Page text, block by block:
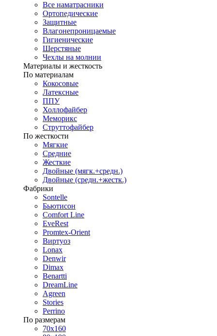
Все наматрасники
Ортопедические
Защитные
Влагонепроницаемые
Гигиенические
Шерстяные
Чехлы на молнии
Материалы и жесткость
По материалам
Кокосовые
Латексные
ППУ
Холлофайбер
Меморикс
Струттофайбер
По жесткости
Мягкие
Средние
Жесткие
Двойные (мягк.+средн.)
Двойные (средн.+жестк.)
Фабрики
Sontelle
Бьютисон
Comfort Line
EveRest
Promtex-Orient
Виртуоз
Lonax
Denwir
Dimax
Benartti
DreamLine
Agreen
Stories
Perrino
По размерам
70х160